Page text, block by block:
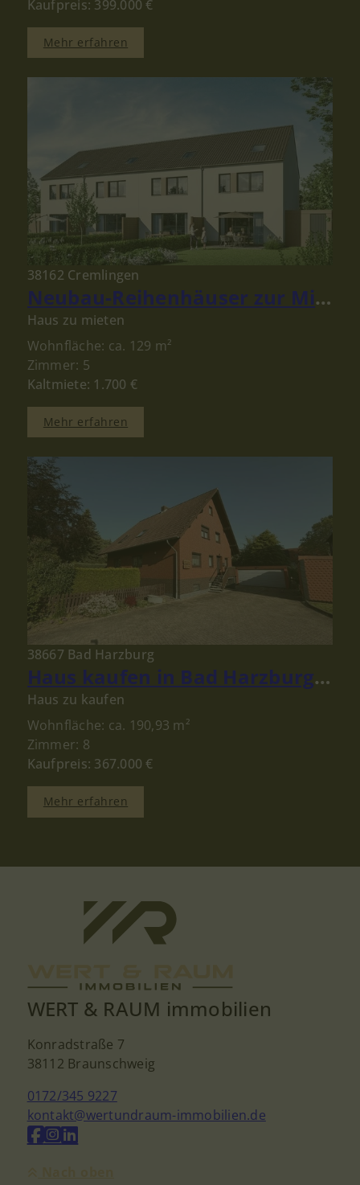
Kaufpreis: 399.000 €
Mehr erfahren
38162 Cremlingen
Neubau-Reihenhäuser zur Miete in Schandelah bei Cremlingen – Modernes Wohnen für Familien
Haus zu mieten
Wohnfläche: ca. 129 m²
Zimmer: 5
Kaltmiete: 1.700 €
Mehr erfahren
38667 Bad Harzburg
Haus kaufen in Bad Harzburg: Gepflegtes Ein- bis Zweifamilienhaus mit großem Grundstück!
Haus zu kaufen
Wohnfläche: ca. 190,93 m²
Zimmer: 8
Kaufpreis: 367.000 €
Mehr erfahren
WERT & RAUM immobilien
Konradstraße 7
38112 Braunschweig
0172/345 9227
kontakt@wertundraum-immobilien.de